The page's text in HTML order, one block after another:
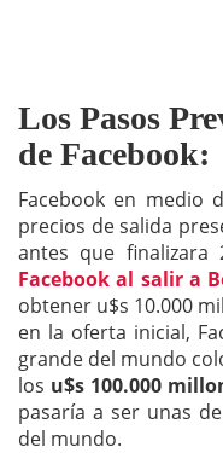
Los Pasos
de Facebook:
Facebook en medio
precios de salida
antes que finalizara
Facebook al salir a
obtener u$s 10.000
en la oferta inicial,
grande del mundo
los u$s 100.000
pasaría a ser unas
del mundo.